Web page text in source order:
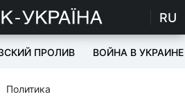
RU
ПРОЛИВ ВОЙНА В УКРАИНЕ
Политика